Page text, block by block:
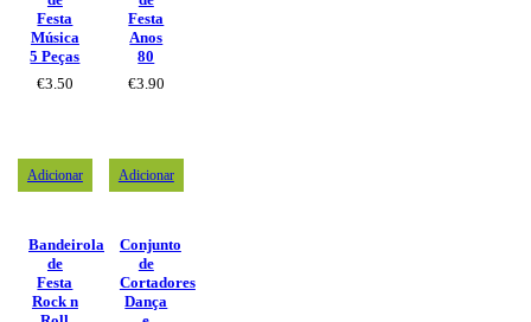
Festa
Música
5 Peças
€3.50
Festa
Anos
80
€3.90
Adicionar
Bandeirola
de
Festa
Rock n
Adicionar
Conjunto
de
Cortadores
Dança